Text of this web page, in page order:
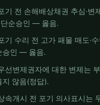
전 손해배상채권 추심·변
순승인 — 옳음.
수리 전 고가 패물 매도·수
승인 — 옳음.
변제권자에 대한 변제는
않음(정답).
개시 전 포기 의사표시는